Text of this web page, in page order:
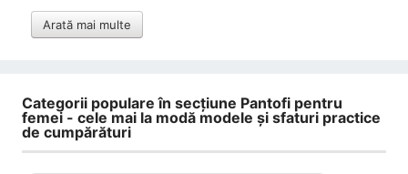
Arată mai multe
Categorii populare în secțiune Pantofi pentru
femei - cele mai la modă modele și sfaturi practice
de cumpărături